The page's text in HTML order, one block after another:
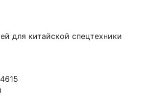
для китайской спецтехники